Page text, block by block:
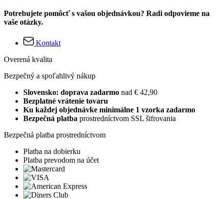
Potrebujete pomôcť s vašou objednávkou? Radi odpovieme na
vaše otázky.
Kontakt
Overená kvalita
Bezpečný a spoľahlivý nákup
Slovensko: doprava zadarmo nad € 42,90
Bezplatné vrátenie tovaru
Ku každej objednávke minimálne 1 vzorka zadarmo
Bezpečná platba prostredníctvom SSL šifrovania
Bezpečná platba prostredníctvom
Platba na dobierku
Platba prevodom na účet